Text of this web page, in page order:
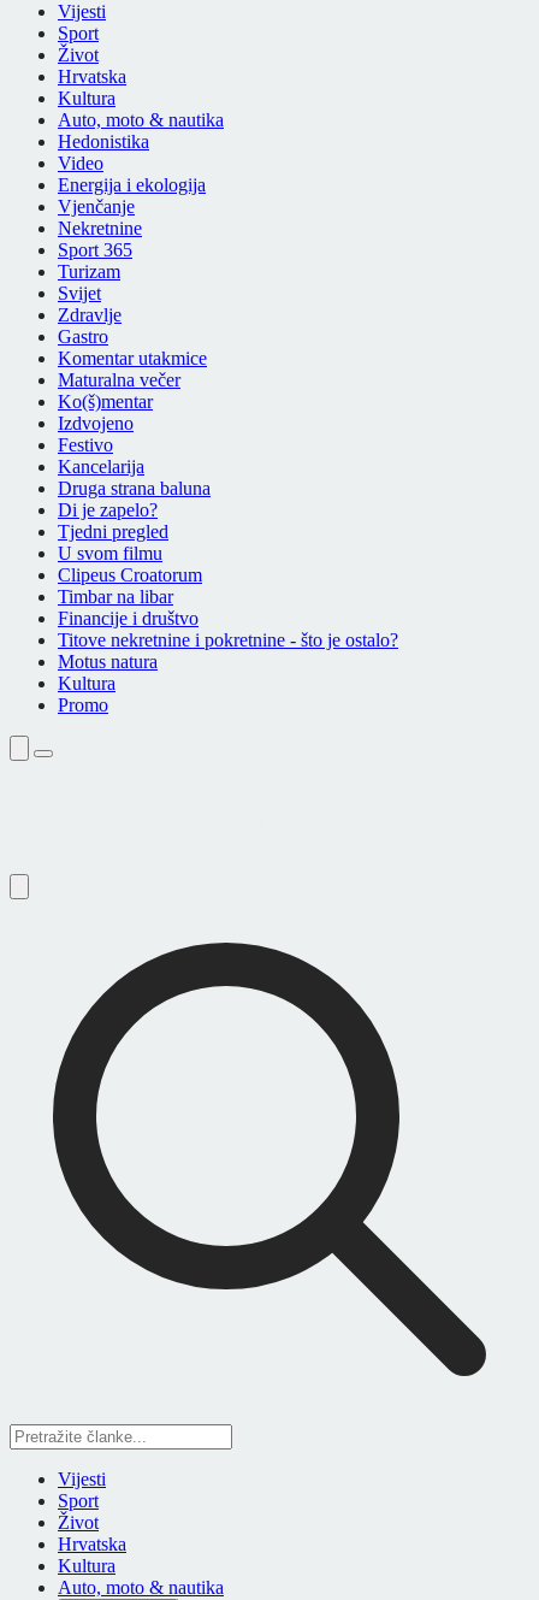
Vijesti
Sport
Život
Hrvatska
Kultura
Auto, moto & nautika
Hedonistika
Video
Energija i ekologija
Vjenčanje
Nekretnine
Sport 365
Turizam
Svijet
Zdravlje
Gastro
Komentar utakmice
Maturalna večer
Ko(š)mentar
Izdvojeno
Festivo
Kancelarija
Druga strana baluna
Di je zapelo?
Tjedni pregled
U svom filmu
Clipeus Croatorum
Timbar na libar
Financije i društvo
Titove nekretnine i pokretnine - što je ostalo?
Motus natura
Kultura
Promo
Vijesti
Sport
Život
Hrvatska
Kultura
Auto, moto & nautika